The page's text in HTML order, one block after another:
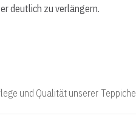
deutlich zu verlängern.
und Qualität unserer Teppiche